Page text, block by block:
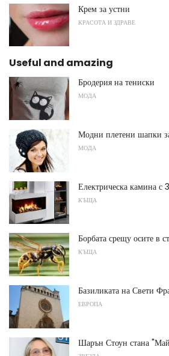
Крем за устни
КРАСОТА И ЗДРАВЕ
Useful and amazing
Бродерия на тениски
МОДА
Модни плетени шапки
МОДА
Електрическа камина с
КЪЩА
Борбата срещу осите в
КЪЩА
Базиликата на Свети
ЕВРОПА
Шарън Стоун стана